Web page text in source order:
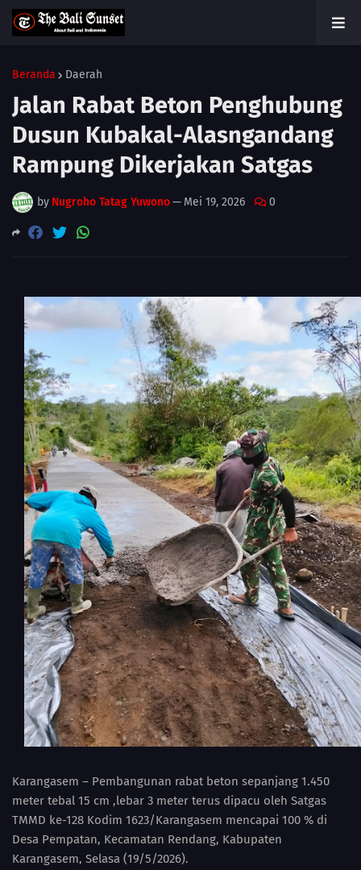
Beranda Daerah
Jalan Rabat Beton Penghubung
Dusun Kubakal-Alasngandang
Rampung Dikerjakan Satgas
by Nugroho Tatag Yuwono— Mei 19, 2026 0
Karangasem – Pembangunan rabat beton sepanjang 1.450
meter tebal 15 cm ,lebar 3 meter terus dipacu oleh Satgas
TMMD ke-128 Kodim 1623/Karangasem mencapai 100 % di
Desa Pempatan, Kecamatan Rendang, Kabupaten
Karangasem, Selasa (19/5/2026).